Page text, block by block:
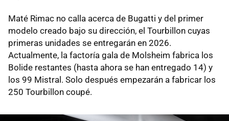
Maté Rimac no calla acerca de Bugatti y del primer
modelo creado bajo su dirección, el Tourbillon cuyas
primeras unidades se entregarán en 2026.
Actualmente, la factoría gala de Molsheim fabrica los
Bolide restantes (hasta ahora se han entregado 14) y
los 99 Mistral. Solo después empezarán a fabricar los
250 Tourbillon coupé.